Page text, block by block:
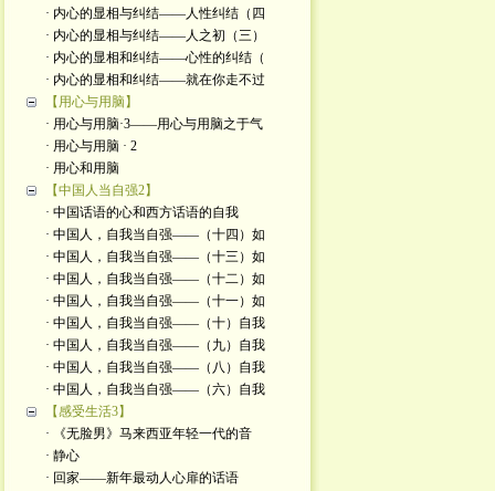
· 内心的显相与纠结——人性纠结（四
· 内心的显相与纠结——人之初（三）
· 内心的显相和纠结——心性的纠结（
· 内心的显相和纠结——就在你走不过
【用心与用脑】
· 用心与用脑·3——用心与用脑之于气
· 用心与用脑 · 2
· 用心和用脑
【中国人当自强2】
· 中国话语的心和西方话语的自我
· 中国人，自我当自强——（十四）如
· 中国人，自我当自强——（十三）如
· 中国人，自我当自强——（十二）如
· 中国人，自我当自强——（十一）如
· 中国人，自我当自强——（十）自我
· 中国人，自我当自强——（九）自我
· 中国人，自我当自强——（八）自我
· 中国人，自我当自强——（六）自我
【感受生活3】
· 《无脸男》马来西亚年轻一代的音
· 静心
· 回家——新年最动人心扉的话语